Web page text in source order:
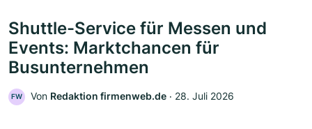
Shuttle-Service für Messen und
Events: Marktchancen für
Busunternehmen
FW Von Redaktion firmenweb.de ‧ 28. Juli 2026